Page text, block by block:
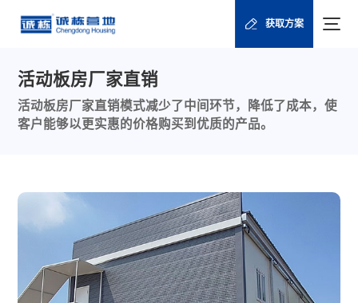
获取方案
活动板房厂家直销
活动板房厂家直销模式减少了中间环节，降低了成本，使
客户能够以更实惠的价格购买到优质的产品。